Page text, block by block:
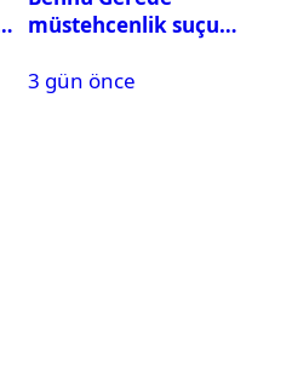
müstehcenlik suçu
alındı
3 gün önce